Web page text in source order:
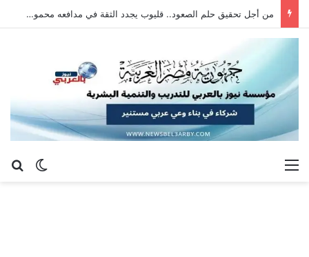
من أجل تحقيق حلم الصعود.. قليوب يجدد الثقة في مدافعه محمود سلامة صقر
الوضع القائمة